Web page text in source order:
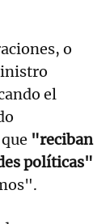
o
el
"reciban
políticas"